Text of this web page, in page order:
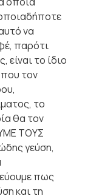
να
παρότι
είναι το ίδιο
που τον
το
θα τον
ΤΟΥΣ
γεύση,
πως
και τη